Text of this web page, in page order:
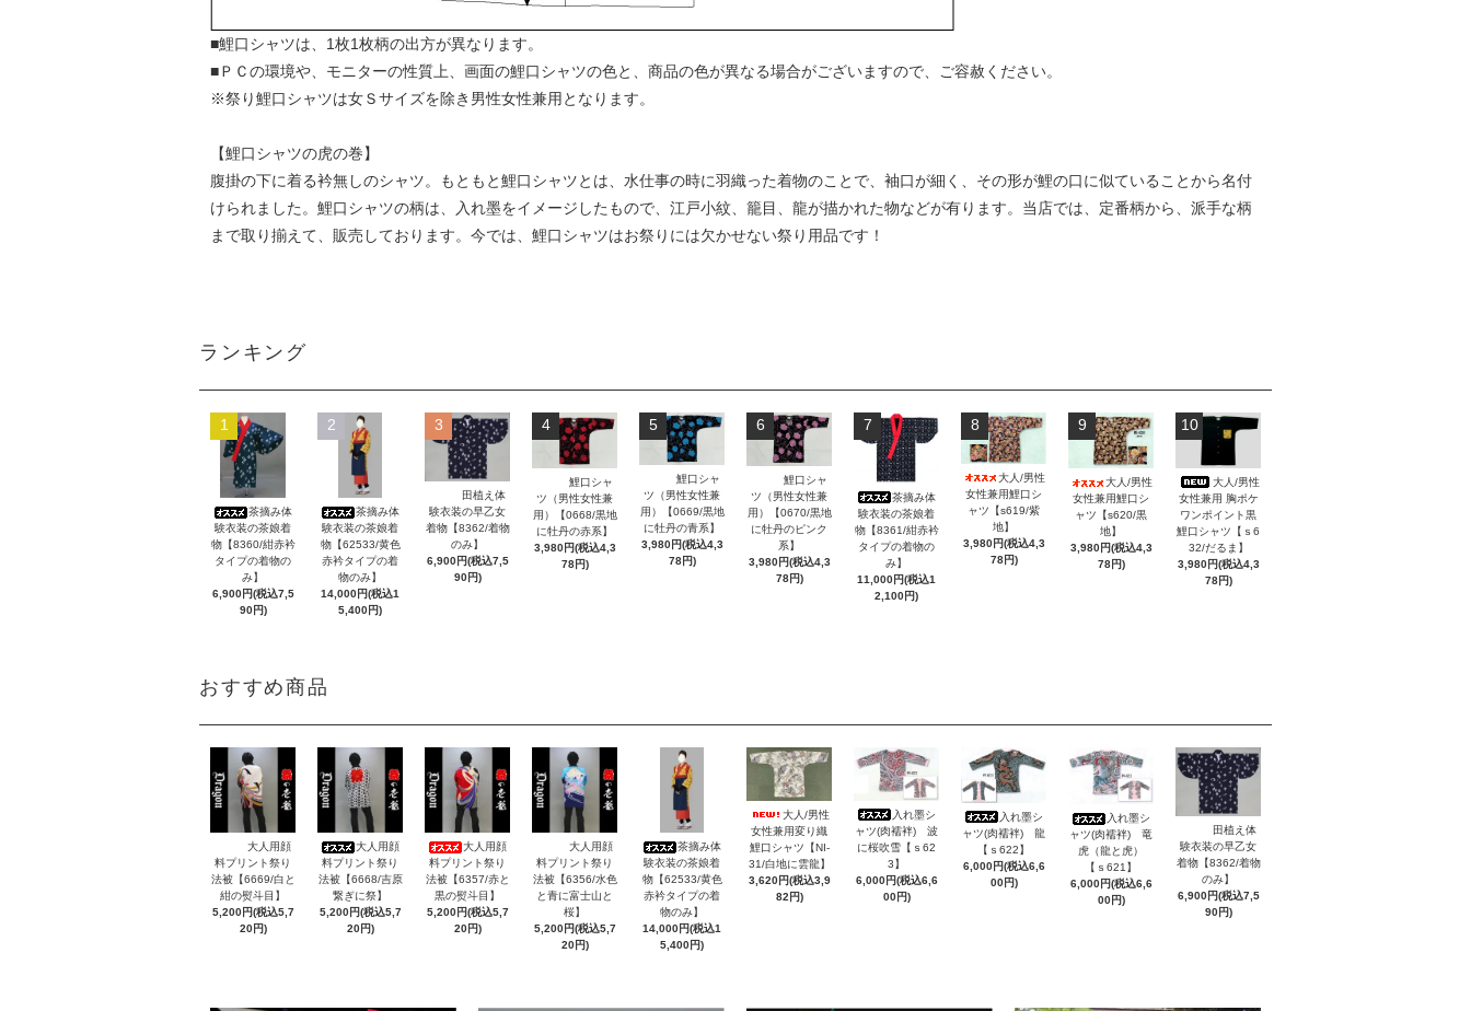
■鯉口シャツは、1枚1枚柄の出方が異なります。
■ＰＣの環境や、モニターの性質上、画面の鯉口シャツの色と、商品の色が異なる場合がございますので、ご容赦ください。
※祭り鯉口シャツは女Ｓサイズを除き男性女性兼用となります。
【鯉口シャツの虎の巻】
腹掛の下に着る衿無しのシャツ。もともと鯉口シャツとは、水仕事の時に羽織った着物のことで、袖口が細く、その形が鯉の口に似ていることから名付
けられました。鯉口シャツの柄は、入れ墨をイメージしたもので、江戸小紋、籠目、龍が描かれた物などが有ります。当店では、定番柄から、派手な柄
まで取り揃えて、販売しております。今では、鯉口シャツはお祭りには欠かせない祭り用品です！
ランキング
1
茶摘み体
験衣装の茶娘着
物【8360/紺赤衿
タイプの着物の
み】
6,900円(税込7,5
90円)
2
茶摘み体
験衣装の茶娘着
物【62533/黄色
赤衿タイプの着
物のみ】
14,000円(税込1
5,400円)
3
田植え体
験衣装の早乙女
着物【8362/着物
のみ】
6,900円(税込7,5
90円)
4
鯉口シャ
ツ（男性女性兼
用）【0668/黒地
に牡丹の赤系】
3,980円(税込4,3
78円)
5
鯉口シャ
ツ（男性女性兼
用）【0669/黒地
に牡丹の青系】
3,980円(税込4,3
78円)
6
鯉口シャ
ツ（男性女性兼
用）【0670/黒地
に牡丹のピンク
系】
3,980円(税込4,3
78円)
7
茶摘み体
験衣装の茶娘着
物【8361/紺赤衿
タイプの着物の
み】
11,000円(税込1
2,100円)
8
大人/男性
女性兼用鯉口シ
ャツ【s619/紫
地】
3,980円(税込4,3
78円)
9
大人/男性
女性兼用鯉口シ
ャツ【s620/黒
地】
3,980円(税込4,3
78円)
10
大人/男性
女性兼用 胸ポケ
ワンポイント黒
鯉口シャツ【ｓ6
32/だるま】
3,980円(税込4,3
78円)
おすすめ商品
大人用顔
料プリント祭り
法被【6669/白と
紺の熨斗目】
5,200円(税込5,7
20円)
大人用顔
料プリント祭り
法被【6668/吉原
繋ぎに祭】
5,200円(税込5,7
20円)
大人用顔
料プリント祭り
法被【6357/赤と
黒の熨斗目】
5,200円(税込5,7
20円)
大人用顔
料プリント祭り
法被【6356/水色
と青に富士山と
桜】
5,200円(税込5,7
20円)
茶摘み体
験衣装の茶娘着
物【62533/黄色
赤衿タイプの着
物のみ】
14,000円(税込1
5,400円)
大人/男性
女性兼用変り織
鯉口シャツ【NI-
31/白地に雲龍】
3,620円(税込3,9
82円)
入れ墨シ
ャツ(肉襦袢) 波
に桜吹雪【ｓ62
3】
6,000円(税込6,6
00円)
入れ墨シ
ャツ(肉襦袢) 龍
【ｓ622】
6,000円(税込6,6
00円)
入れ墨シ
ャツ(肉襦袢) 竜
虎（龍と虎）
【ｓ621】
6,000円(税込6,6
00円)
田植え体
験衣装の早乙女
着物【8362/着物
のみ】
6,900円(税込7,5
90円)